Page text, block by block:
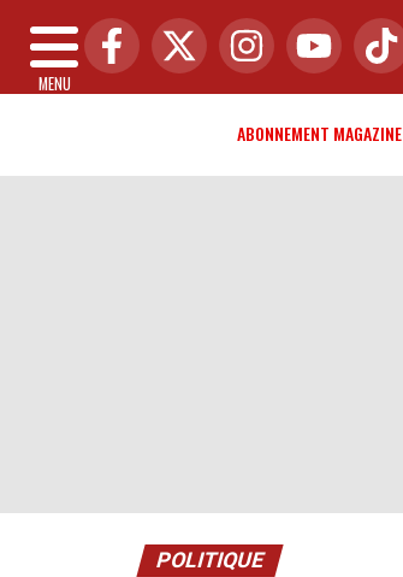
MENU
ABONNEMENT MAGAZINE
POLITIQUE